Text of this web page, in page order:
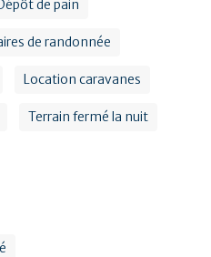
de pain
de randonnée
Location caravanes
Terrain fermé la nuit